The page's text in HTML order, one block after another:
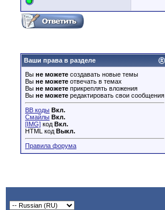
Ваши права в разделе
Вы не можете создавать новые темы
Вы не можете отвечать в темах
Вы не можете прикреплять вложения
Вы не можете редактировать свои сообщения
BB коды Вкл.
Смайлы Вкл.
[IMG] код Вкл.
HTML код Выкл.
Правила форума